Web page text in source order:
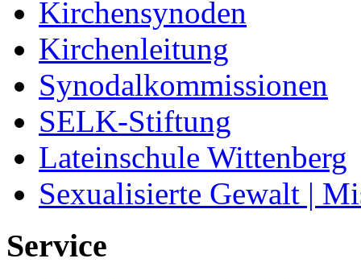
Kirchensynoden
Kirchenleitung
Synodalkommissionen
SELK-Stiftung
Lateinschule Wittenberg
Sexualisierte Gewalt |
Service